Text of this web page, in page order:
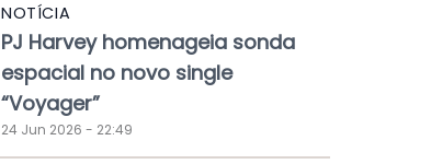
NOTÍCIA
PJ Harvey homenageia sonda
espacial no novo single
“Voyager”
24 Jun 2026 - 22:49